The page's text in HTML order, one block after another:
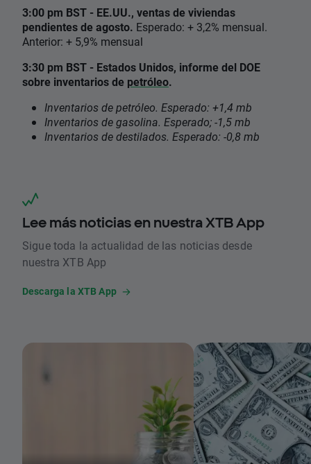
3:00 pm BST - EE.UU., ventas de viviendas
pendientes de agosto. Esperado: + 3,2% mensual.
Anterior: + 5,9% mensual
3:30 pm BST - Estados Unidos, informe del DOE
sobre inventarios de petróleo.
Inventarios de petróleo. Esperado: +1,4 mb
Inventarios de gasolina. Esperado; -1,5 mb
Inventarios de destilados. Esperado: -0,8 mb
Lee más noticias en nuestra XTB App
Sigue toda la actualidad de las noticias desde
nuestra XTB App
Descarga la XTB App